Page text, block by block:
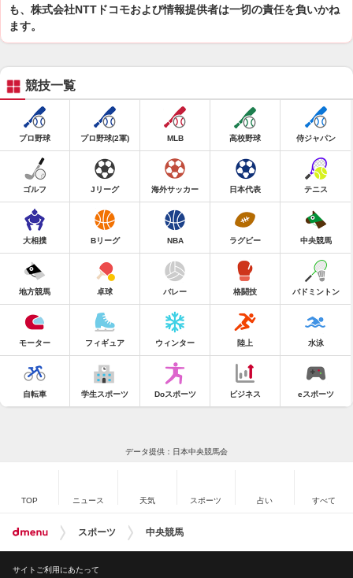
も、株式会社NTTドコモおよび情報提供者は一切の責任を負いかね
ます。
競技一覧
プロ野球 プロ野球(2軍) MLB 高校野球 侍ジャパン
ゴルフ Jリーグ 海外サッカー 日本代表 テニス
大相撲 Bリーグ NBA ラグビー 中央競馬
地方競馬 卓球 バレー 格闘技 バドミントン
モーター フィギュア ウィンター 陸上 水泳
自転車 学生スポーツ Doスポーツ ビジネス eスポーツ
データ提供：日本中央競馬会
TOP ニュース 天気 スポーツ 占い すべて
スポーツ 中央競馬
サイトご利用にあたって